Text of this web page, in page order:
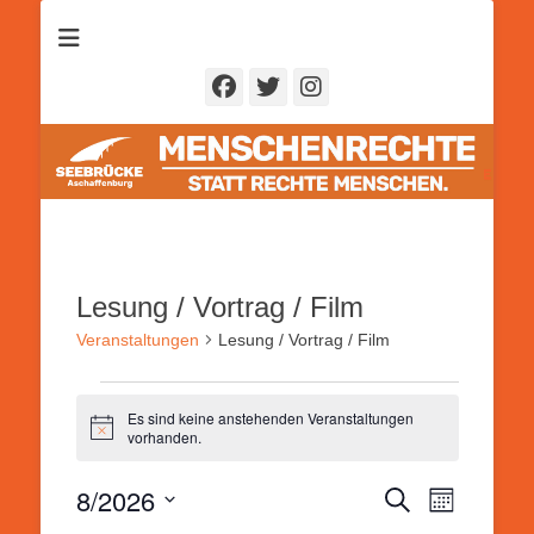
Facebook
Twitter
Instagram
Lesung / Vortrag / Film
Veranstaltungen Lesung / Vortrag / Film
Hinweis
Es sind keine anstehenden Veranstaltungen
vorhanden.
Suche
Monat
8/2026